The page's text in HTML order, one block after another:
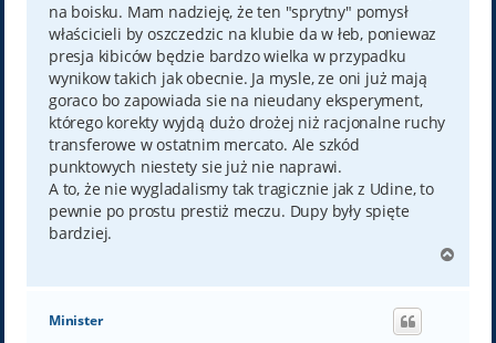
na boisku. Mam nadzieję, że ten "sprytny" pomysł
właścicieli by oszczedzic na klubie da w łeb, poniewaz
presja kibiców będzie bardzo wielka w przypadku
wynikow takich jak obecnie. Ja mysle, ze oni już mają
goraco bo zapowiada sie na nieudany eksperyment,
którego korekty wyjdą dużo drożej niż racjonalne ruchy
transferowe w ostatnim mercato. Ale szkód
punktowych niestety sie już nie naprawi.
A to, że nie wygladalismy tak tragicznie jak z Udine, to
pewnie po prostu prestiż meczu. Dupy były spięte
bardziej.
g
Minister